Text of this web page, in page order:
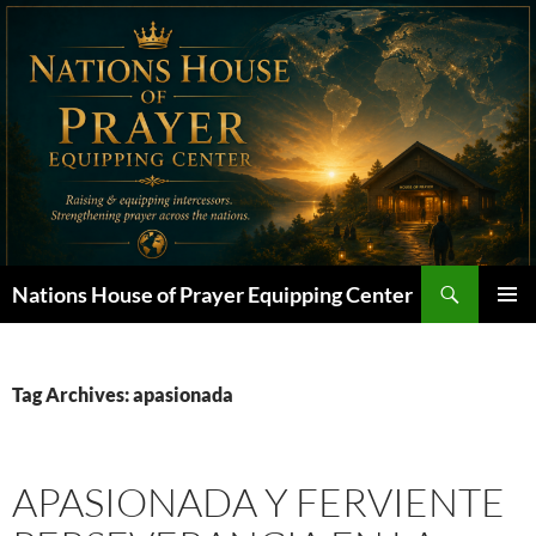
Skip
content
Nations House of Prayer Equipping Center
Tag Archives: apasionada
APASIONADA Y FERVIENTE